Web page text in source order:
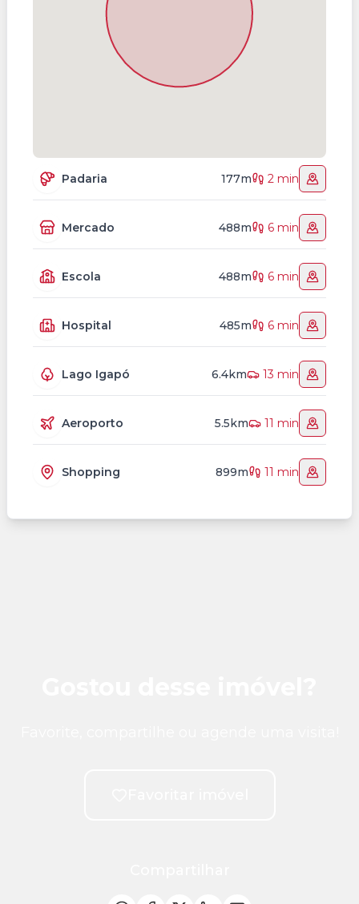
Padaria 177m 2 min
Mercado 488m 6 min
Escola 488m 6 min
Hospital 485m 6 min
Lago Igapó 6.4km 13 min
Aeroporto 5.5km 11 min
Shopping 899m 11 min